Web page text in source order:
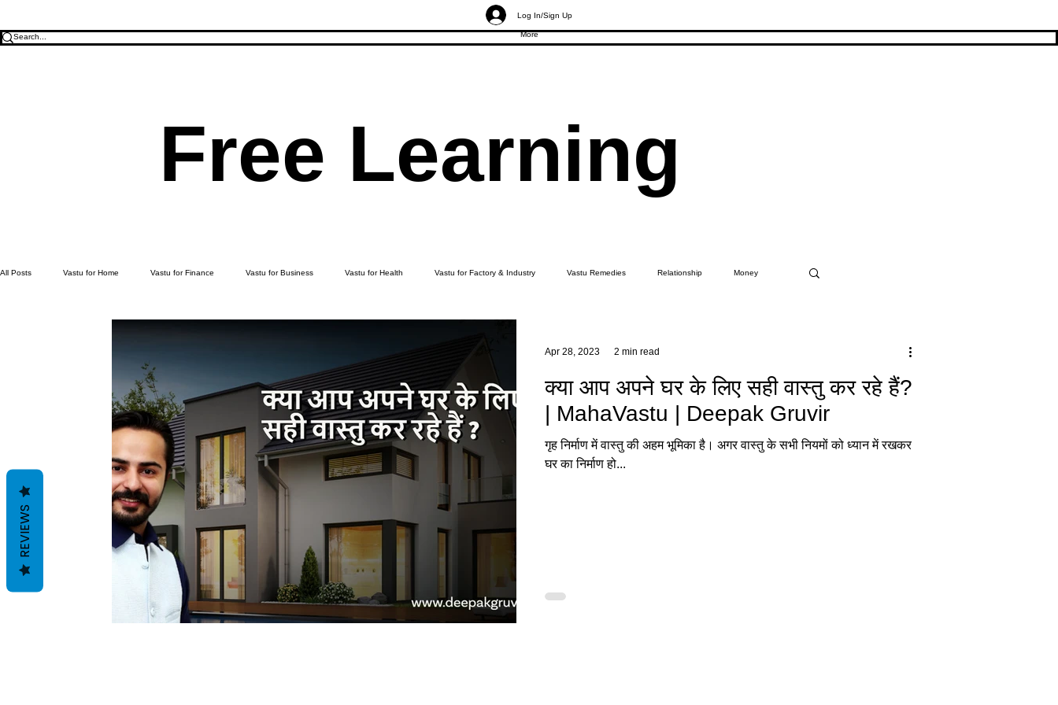
Log In/Sign Up
More
Free Learning
All Posts Vastu for Home Vastu for Finance Vastu for Business Vastu for Health Vastu for Factory & Industry Vastu Remedies Relationship Money
क्या आप अपने घर के लिए सही वास्तु कर रहे हैं?
| MahaVastu | Deepak Gruvir
गृह निर्माण में वास्तु की अहम भूमिका है। अगर वास्तु के सभी नियमों को ध्यान में रखकर
घर का निर्माण हो...
Apr 28, 2023 2 min read
REVIEWS